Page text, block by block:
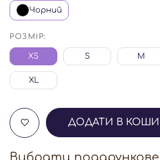
Чорний
РОЗМІР:
XS S M
XL
ДОДАТИ В